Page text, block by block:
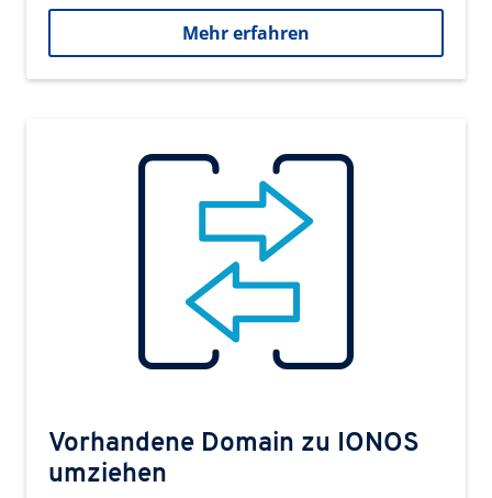
Mehr erfahren
Vorhandene Domain zu IONOS
umziehen